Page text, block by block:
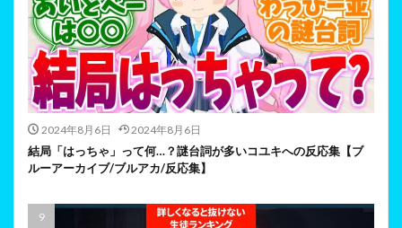
2024年8月6日 2024年8月6日
結局「はっちゃ」って何…？謎台詞が多いコユキへの反応集【ブ
ルーアーカイブ/ブルアカ/反応集】